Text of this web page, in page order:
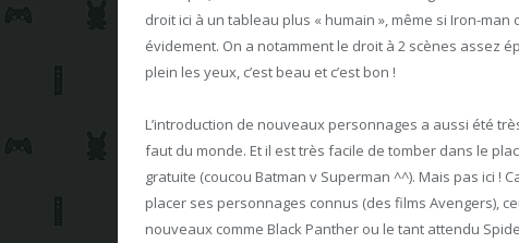
droit ici à un tableau plus « humain », même si Iron-
évidement. On a notamment le droit à 2 scènes assez
plein les yeux, c’est beau et c’est bon !
L’introduction de nouveaux personnages a aussi été
faut du monde. Et il est très facile de tomber dans le
gratuite (coucou Batman v Superman ^^). Mais pas ici !
placer ses personnages connus (des films Avengers),
nouveaux comme Black Panther ou le tant attendu